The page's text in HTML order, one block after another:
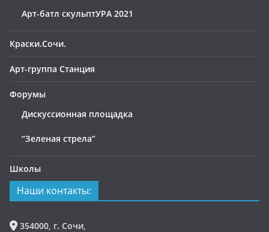
Арт-батл скульптУРА 2021
Краски.Сочи.
Арт-группа Станция
Форумы
Дискуссионная площадка
“Зеленая стрела”
Школы
Наши контакты:
354000, г. Сочи,